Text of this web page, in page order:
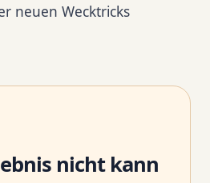
neuen Wecktricks
nicht kann